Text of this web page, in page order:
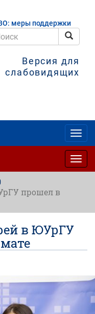
меры поддержки
Версия для
слабовидящих
прошел в
в ЮУрГУ